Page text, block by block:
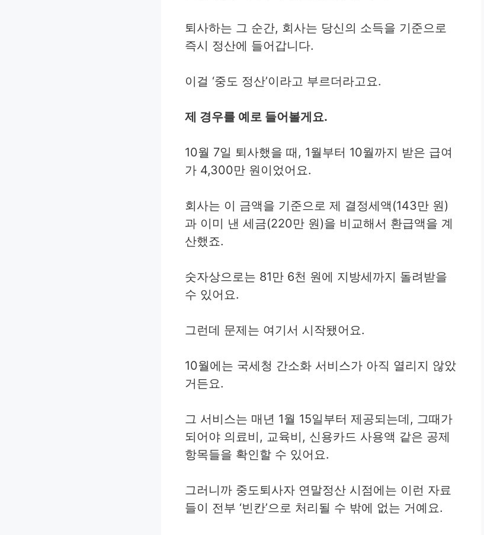
퇴사하는 그 순간, 회사는 당신의 소득을 기준으로
즉시 정산에 들어갑니다.
이걸 ‘중도 정산’이라고 부르더라고요.
제 경우를 예로 들어볼게요.
10월 7일 퇴사했을 때, 1월부터 10월까지 받은 급여
가 4,300만 원이었어요.
회사는 이 금액을 기준으로 제 결정세액(143만 원)
과 이미 낸 세금(220만 원)을 비교해서 환급액을 계
산했죠.
숫자상으로는 81만 6천 원에 지방세까지 돌려받을
수 있어요.
그런데 문제는 여기서 시작됐어요.
10월에는 국세청 간소화 서비스가 아직 열리지 않았
거든요.
그 서비스는 매년 1월 15일부터 제공되는데, 그때가
되어야 의료비, 교육비, 신용카드 사용액 같은 공제
항목들을 확인할 수 있어요.
그러니까 중도퇴사자 연말정산 시점에는 이런 자료
들이 전부 ‘빈칸’으로 처리될 수 밖에 없는 거예요.